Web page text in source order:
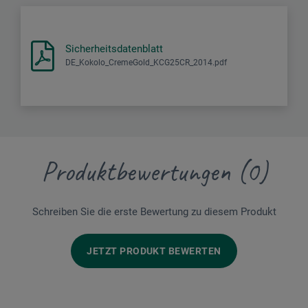
Sicherheitsdatenblatt
DE_Kokolo_CremeGold_KCG25CR_2014.pdf
Produktbewertungen (0)
Schreiben Sie die erste Bewertung zu diesem Produkt
JETZT PRODUKT BEWERTEN